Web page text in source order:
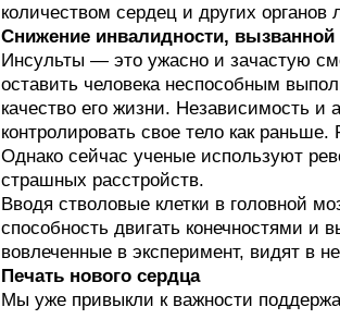
количеством сердец и других
Снижение инвалидности, вызванной
Инсульты — это ужасно и зачастую
оставить человека неспособным
качество его жизни. Независимость и
контролировать свое тело как
Однако сейчас ученые используют
страшных расстройств.
Вводя стволовые клетки в головной
способность двигать конечностями
вовлеченные в эксперимент, видят в
Печать нового сердца
Мы уже привыкли к важности